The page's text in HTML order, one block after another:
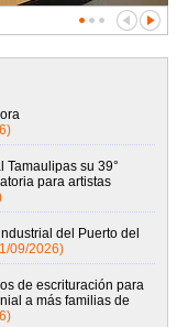
Tamaulipas su 39°
para artistas
del Puerto del
09/2026)
de escrituración para
a más familias de